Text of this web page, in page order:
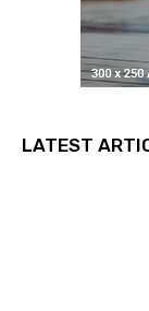
LATEST